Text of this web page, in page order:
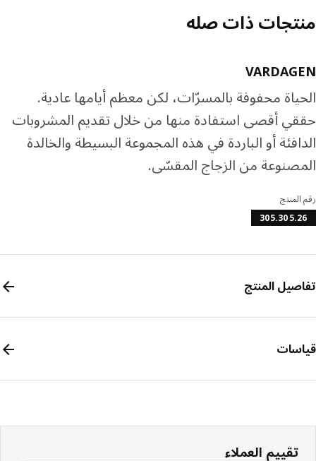
ذات صله
محفوفة بالمسرّات، لكن معظم أيامها عادية.
أقصى استفادة منها من خلال تقديم المشروبات
أو الباردة في هذه المجموعة البسيطة والخالدة
من الزجاج المقسّى.
المنتج
تقييم العملاء